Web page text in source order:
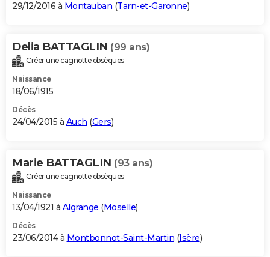
29/12/2016 à Montauban (Tarn-et-Garonne)
Delia BATTAGLIN (99 ans)
Créer une cagnotte obsèques
Naissance
18/06/1915
Décès
24/04/2015 à Auch (Gers)
Marie BATTAGLIN (93 ans)
Créer une cagnotte obsèques
Naissance
13/04/1921 à Algrange (Moselle)
Décès
23/06/2014 à Montbonnot-Saint-Martin (Isère)